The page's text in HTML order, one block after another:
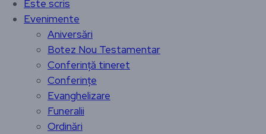
Este scris
Evenimente
Aniversări
Botez Nou Testamentar
Conferință tineret
Conferințe
Evanghelizare
Funeralii
Ordinări